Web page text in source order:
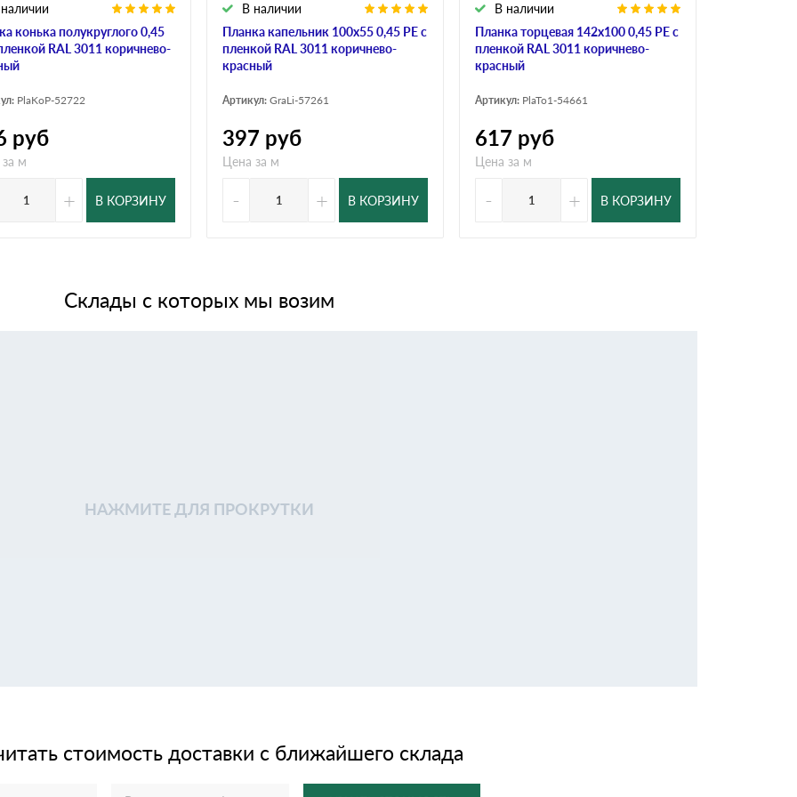
конька полукруглого 0,45
RAL 3011 коричнево-
PlaKoP-52722
руб
м
+ В КОРЗИНУ
Планка капельник 100х55 0,45 PE с
пленкой RAL 3011 коричнево-
красный
В наличии
Артикул: GraLi-57261
397 руб
Цена за м
- + В КОРЗИНУ
Планка торцевая 142х100 0,45 PE с
пленкой RAL 3011 коричнево-
красный
В наличии
Артикул: PlaTo1-54661
617 руб
Цена за м
- + В КОРЗИНУ
Склады с которых мы возим
НАЖМИТЕ ДЛЯ ПРОКРУТКИ
стоимость доставки с ближайшего склада